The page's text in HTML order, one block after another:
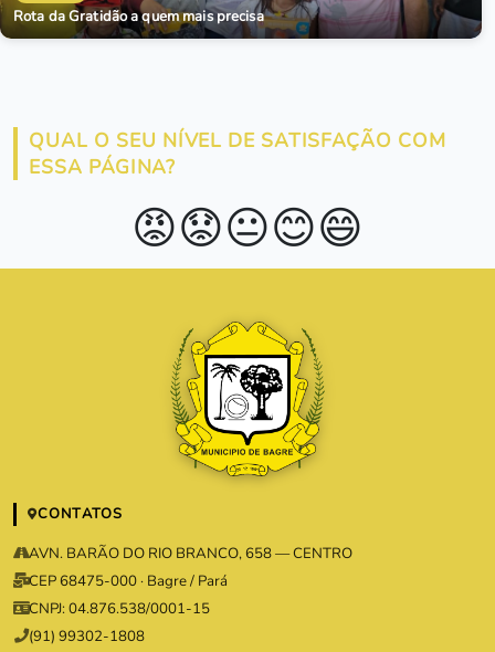
Rota da Gratidão a quem mais precisa
QUAL O SEU NÍVEL DE SATISFAÇÃO COM
ESSA PÁGINA?
😡😟😐😊😄
CONTATOS
AVN. BARÃO DO RIO BRANCO, 658 — CENTRO
CEP 68475-000 · Bagre / Pará
CNPJ: 04.876.538/0001-15
(91) 99302-1808